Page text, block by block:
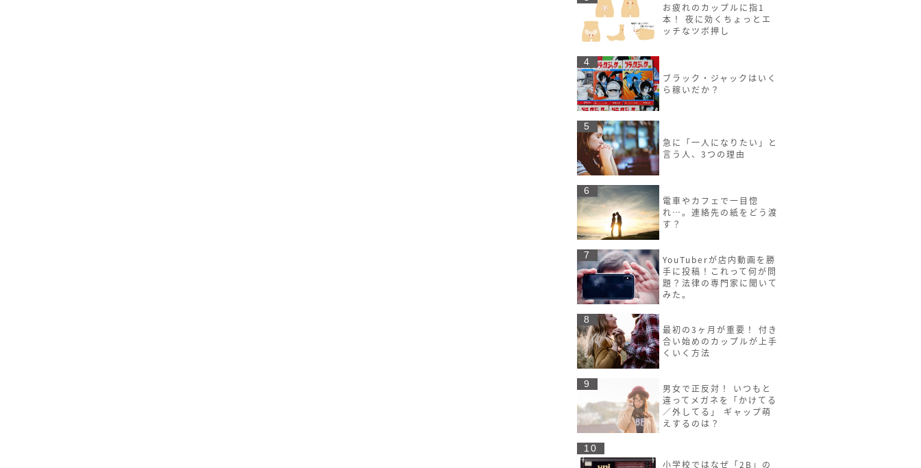
お疲れのカップルに指1
本！ 夜に効くちょっとエ
ッチなツボ押し
4
ブラック・ジャックはいく
ら稼いだか？
5
急に「一人になりたい」と
言う人、3つの理由
6
電車やカフェで一目惚
れ…。連絡先の紙をどう渡
す？
7
YouTuberが店内動画を勝
手に投稿！これって何が問
題？法律の専門家に聞いて
みた。
8
最初の3ヶ月が重要！ 付き
合い始めのカップルが上手
くいく方法
9
男女で正反対！ いつもと
違ってメガネを「かけてる
／外してる」 ギャップ萌
えするのは？
10
小学校ではなぜ「2B」の